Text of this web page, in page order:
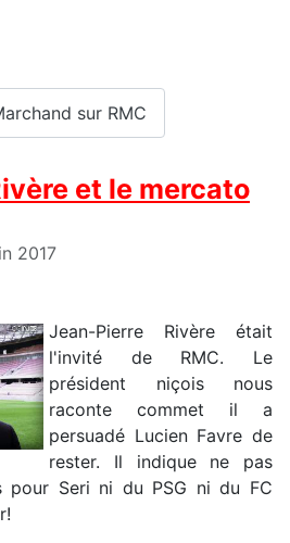
sur RMC
et le mercato
2017
Jean-Pierre Rivère était
l'invité de RMC. Le
président niçois nous
raconte commet il a
persuadé Lucien Favre de
rester. Il indique ne pas
pour Seri ni du PSG ni du FC